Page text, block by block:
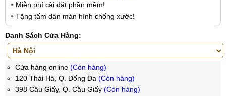
Miễn phí cài đặt phần mềm!
Tặng tấm dán màn hình chống xước!
Danh Sách Cửa Hàng:
Cửa hàng online (Còn hàng)
120 Thái Hà, Q. Đống Đa (Còn hàng)
398 Cầu Giấy, Q. Cầu Giấy (Còn hàng)